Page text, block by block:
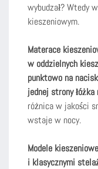
wybudzał? Wtedy
kieszeniowym.
Materace
w oddzielnych
punktowo na
jednej strony łóżka
różnica w jakości
wstaje w nocy.
Modele
i klasycznymi